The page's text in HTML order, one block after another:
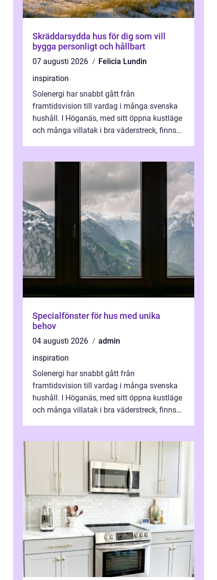
Skräddarsydda hus för dig som vill
bygga personligt och hållbart
07 augusti 2026
Felicia Lundin
inspiration
Solenergi har snabbt gått från
framtidsvision till vardag i många svenska
hushåll. I Höganäs, med sitt öppna kustläge
och många villatak i bra väderstreck, finns
Specialfönster för hus med unika
behov
04 augusti 2026
admin
inspiration
Solenergi har snabbt gått från
framtidsvision till vardag i många svenska
hushåll. I Höganäs, med sitt öppna kustläge
och många villatak i bra väderstreck, finns